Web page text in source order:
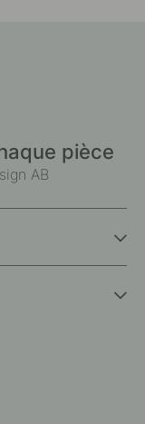
pièce
AB